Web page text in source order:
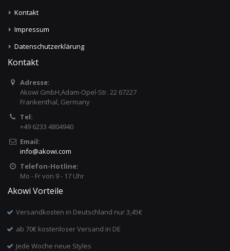
Kontakt
Impressum
Datenschutzerklärung
Kontakt
Adresse:
Akowi GmbH,Adam-Opel-Str. 22 67227
Frankenthal, Germany
Tel:
+49 6233 4804940
Email:
info@akowi.com
Telefon-Hotline:
Mo - Fr von 9 - 17 Uhr
Akowi Vorteile
Versandkosten in Deutschland nur 3,45€
ab 70€ kostenloser Versand in DE
Jede Woche neue Styles